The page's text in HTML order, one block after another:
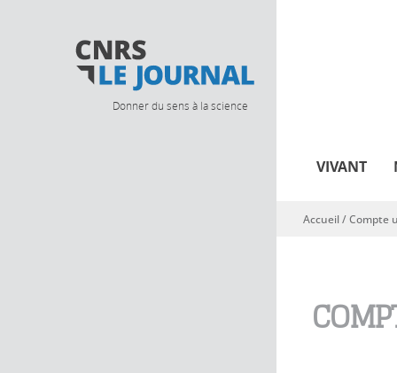
Donner du sens à la science
VIVANT
Vous êtes ici
Accueil/Compte